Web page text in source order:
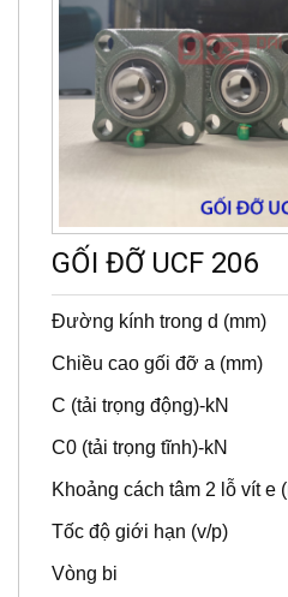
GỐI ĐỠ UCF 206
Đường kính trong d
Chiều cao gối đỡ a
C (tải trọng động)-
C0 (tải trọng tĩnh)-
Khoảng cách tâm 2 lỗ vít e
Tốc độ giới hạn (v/p)
Vòng bi :
Trọng lượng :